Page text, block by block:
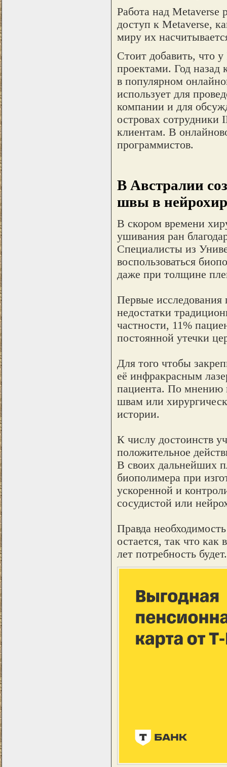
Работа над Metaverse
доступ к Metaverse,
миру их
Стоит добавить, что
проектами. Год назад
в популярном
использует для
компании и для
островах
клиентам. В
программистов.
В Австралии
швы в
В скором времени
ушивания ран
Специалисты из
воспользоваться
даже при толщине
Первые исследования
недостатки
частности, 11%
постоянной утечки
Для того чтобы
её инфракрасным
пациента. По мнению
швам или
истории.
К числу достоинств
положительное
В своих дальнейших
биополимера при
ускоренной и
сосудистой или
Правда
остается, так что
лет потребность будет.